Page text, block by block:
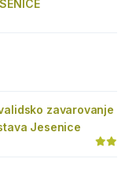
zavarovanje
Jesenice